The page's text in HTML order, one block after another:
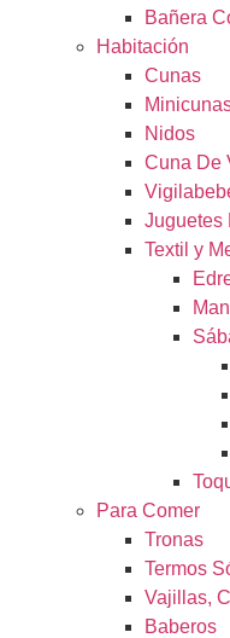
Bañera
Habitación
Cunas
Nidos
Cuna De
Juguetes
Textil y
Para Comer
Tronas
Termos
Vajillas,
Baberos